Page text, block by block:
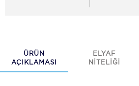
ÜRÜN
AÇIKLAMASI
ELYAF
NİTELİĞİ